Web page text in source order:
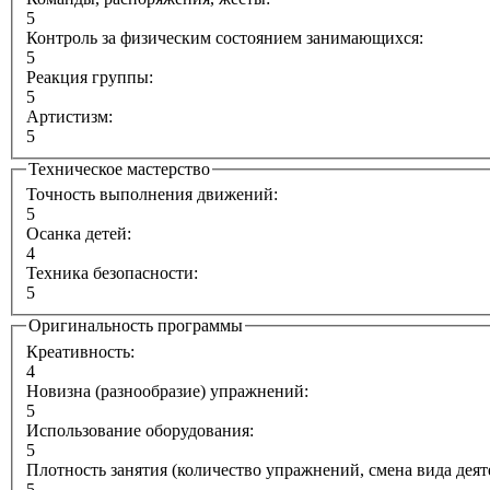
5
Контроль за физическим состоянием занимающихся:
5
Реакция группы:
5
Артистизм:
5
Техническое мастерство
Точность выполнения движений:
5
Осанка детей:
4
Техника безопасности:
5
Оригинальность программы
Креативность:
4
Новизна (разнообразие) упражнений:
5
Использование оборудования:
5
Плотность занятия (количество упражнений, смена вида